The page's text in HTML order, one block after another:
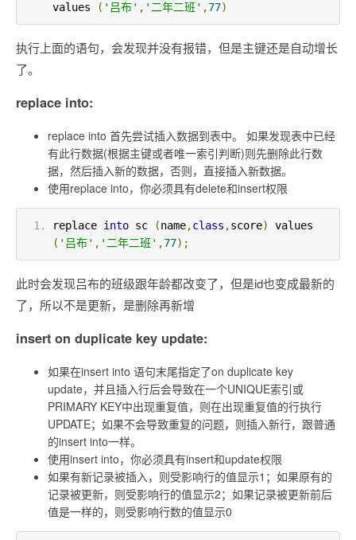
values
( '吕布' , '二年二班' ,77)
执行上面的语句，会发现并没有报错，但是主键还是自动增长
了。
replace into:
replace into 首先尝试插入数据到表中。 如果发现表中已经
有此行数据(根据主键或者唯一索引判断)则先删除此行数
据，然后插入新的数据，否则，直接插入新数据。
使用replace into，你必须具有delete和insert权限
replace into sc (name,class ,score)
( '吕布' , '二年二班' ,77);
此时会发现吕布的班级跟年龄都改变了，但是id也变成最新的
了，所以不是更新，是删除再新增
insert on duplicate key update:
如果在insert into 语句末尾指定了on duplicate key
update，并且插入行后会导致在一个UNIQUE索引或
PRIMARY KEY中出现重复值，则在出现重复值的行执行
UPDATE；如果不会导致重复的问题，则插入新行，跟普通
的insert into一样。
使用insert into，你必须具有insert和update权限
如果有新记录被插入，则受影响行的值显示1；如果原有的
记录被更新，则受影响行的值显示2；如果记录被更新前后
值是一样的，则受影响行数的值显示0